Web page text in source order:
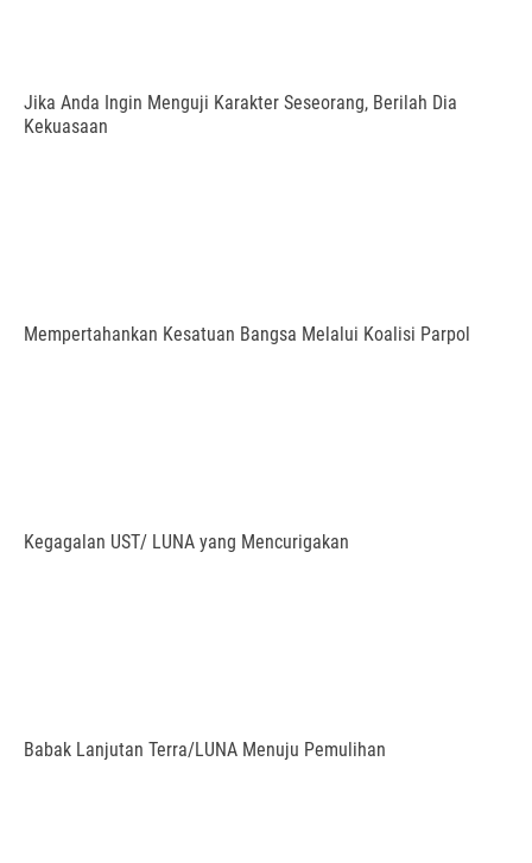
Jika Anda Ingin Menguji Karakter Seseorang, Berilah Dia
Kekuasaan
Mempertahankan Kesatuan Bangsa Melalui Koalisi Parpol
Kegagalan UST/ LUNA yang Mencurigakan
Babak Lanjutan Terra/LUNA Menuju Pemulihan